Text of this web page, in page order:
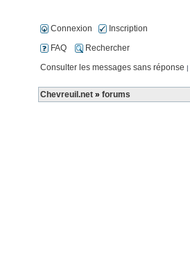
Connexion
Inscription
FAQ
Rechercher
Consulter les messages sans réponse |
Chevreuil.net » forums